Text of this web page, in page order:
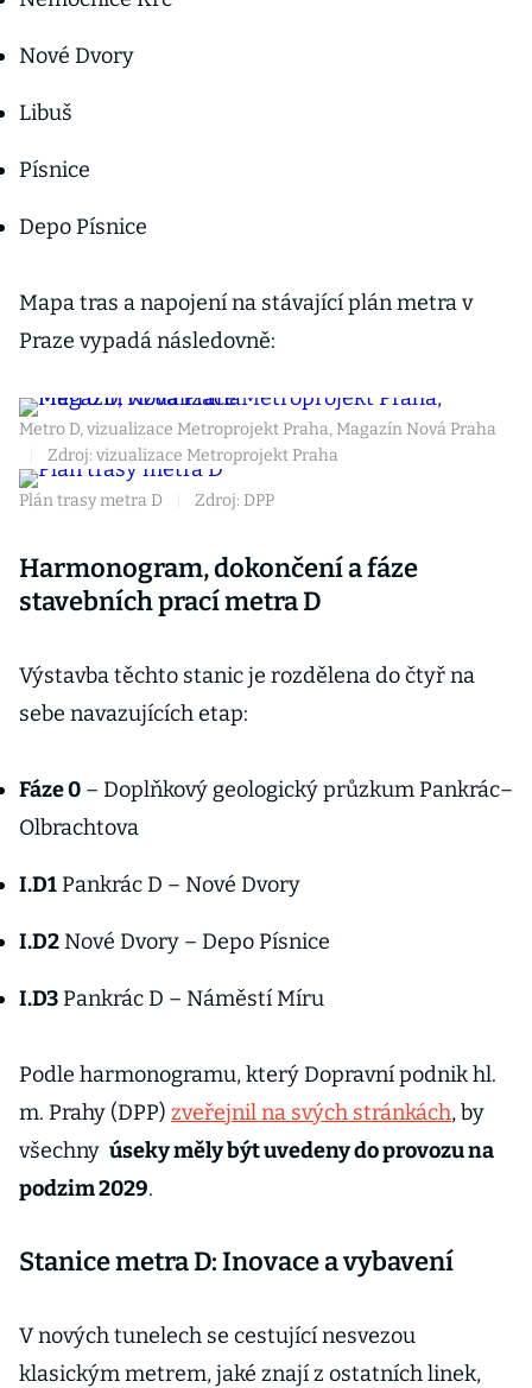
Nové Dvory
Libuš
Písnice
Depo Písnice
Mapa tras a napojení na stávající plán metra v
Praze vypadá následovně:
Metro D, vizualizace Metroprojekt Praha, Magazín Nová Praha
Zdroj: vizualizace Metroprojekt Praha
Plán trasy metra D Zdroj: DPP
Harmonogram, dokončení a fáze
stavebních prací metra D
Výstavba těchto stanic je rozdělena do čtyř na
sebe navazujících etap:
Fáze 0 – Doplňkový geologický průzkum Pankrác–
Olbrachtova
I.D1Pankrác D – Nové Dvory
I.D2Nové Dvory – Depo Písnice
I.D3Pankrác D – Náměstí Míru
Podle harmonogramu, který Dopravní podnik hl.
m. Prahy (DPP) zveřejnil na svých stránkách, by
všechny úseky měly být uvedeny do provozu na
podzim 2029.
Stanice metra D: Inovace a vybavení
V nových tunelech se cestující nesvezou
klasickým metrem, jaké znají z ostatních linek,